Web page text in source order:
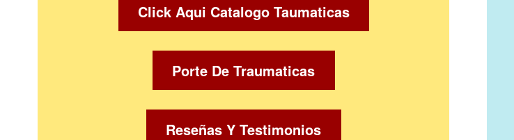
Click Aqui Catalogo Taumaticas
Porte De Traumaticas
Reseñas Y Testimonios